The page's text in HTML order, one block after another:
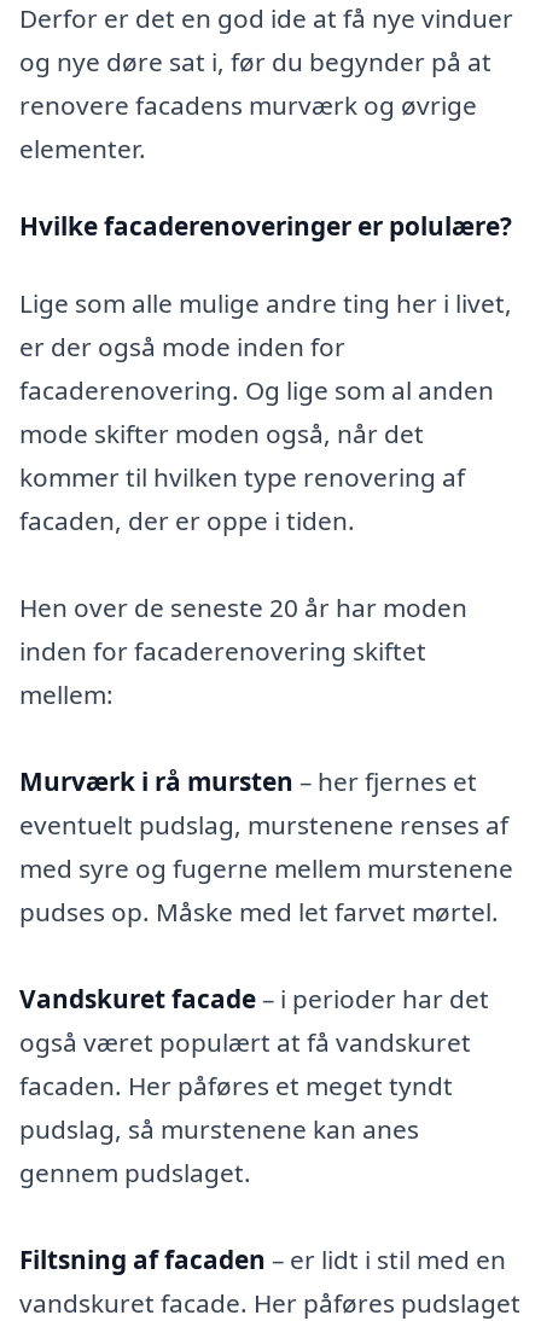
Derfor er det en god ide at få nye vinduer
og nye døre sat i, før du begynder på at
renovere facadens murværk og øvrige
elementer.
Hvilke facaderenoveringer er polulære?
Lige som alle mulige andre ting her i livet,
er der også mode inden for
facaderenovering. Og lige som al anden
mode skifter moden også, når det
kommer til hvilken type renovering af
facaden, der er oppe i tiden.
Hen over de seneste 20 år har moden
inden for facaderenovering skiftet
mellem:
Murværk i rå mursten – her fjernes et
eventuelt pudslag, murstenene renses af
med syre og fugerne mellem murstenene
pudses op. Måske med let farvet mørtel.
Vandskuret facade– i perioder har det
også været populært at få vandskuret
facaden. Her påføres et meget tyndt
pudslag, så murstenene kan anes
gennem pudslaget.
Filtsning af facaden – er lidt i stil med en
vandskuret facade. Her påføres pudslaget